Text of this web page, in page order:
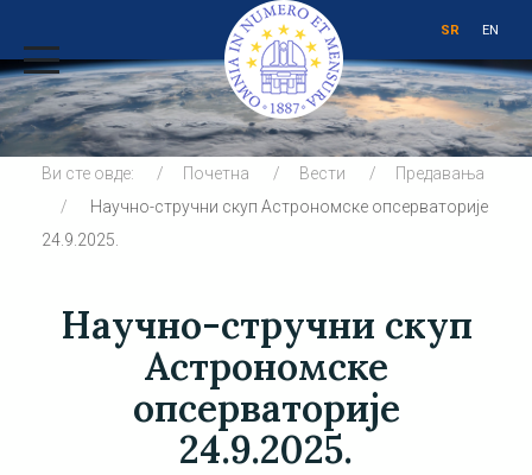
SR EN
Ви сте овде: Почетна Вести
Предавања
Научно-стручни скуп Aстрономске опсерваторије
24.9.2025.
Научно-стручни скуп
Aстрономске
опсерваторије
24.9.2025.